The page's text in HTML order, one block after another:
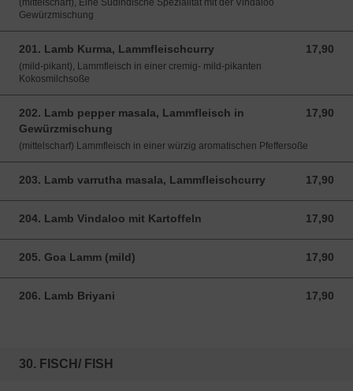
(mittelscharf), Eine Südindische Spezialität mit der Vindaloo
Gewürzmischung
201. Lamb Kurma, Lammfleischcurry 17,90
17,90 EUR
(mild-pikant), Lammfleisch in einer cremig- mild-pikanten
Kokosmilchsoße
202. Lamb pepper masala, Lammfleisch in
Gewürzmischung
17,90
17,90 EUR
(mittelscharf) Lammfleisch in einer würzig aromatischen Pfeffersoße
203. Lamb varrutha masala, Lammfleischcurry 17,90
17,90 EUR
204. Lamb Vindaloo mit Kartoffeln 17,90
17,90 EUR
205. Goa Lamm (mild) 17,90
17,90 EUR
206. Lamb Briyani 17,90
17,90 EUR
30. FISCH/ FISH